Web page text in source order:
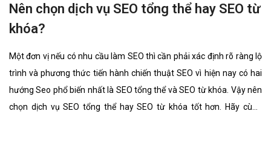
Nên chọn dịch vụ SEO tổng thể hay SEO từ
khóa?
Một đơn vị nếu có nhu cầu làm SEO thì cần phải xác định rõ ràng lộ
trình và phương thức tiến hành chiến thuật SEO vì hiện nay có hai
hướng Seo phổ biến nhất là SEO tổng thể và SEO từ khóa. Vậy nên
chọn dịch vụ SEO tổng thể hay SEO từ khóa tốt hơn. Hãy cùng